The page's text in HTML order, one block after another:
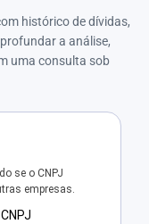
histórico de dívidas,
a análise,
uma consulta sob
se o CNPJ
empresas.